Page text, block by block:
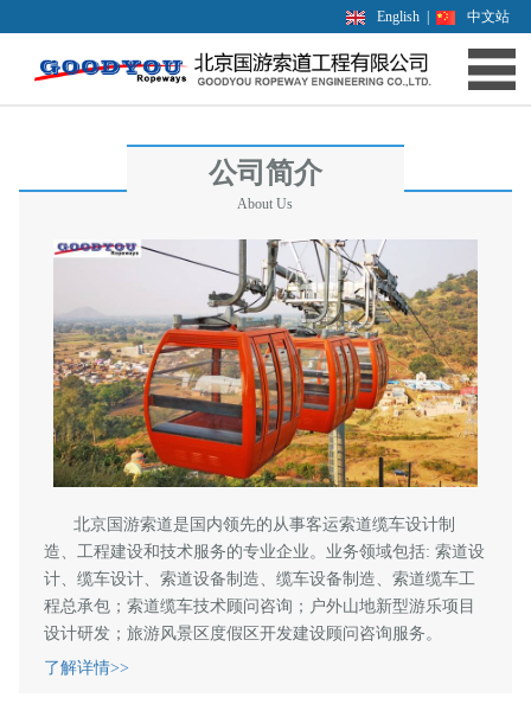
English 中文站
公司简介
About Us
北京国游索道是国内领先的从事客运索道缆车设计制
造、工程建设和技术服务的专业企业。业务领域包括: 索道设
计、缆车设计、索道设备制造、缆车设备制造、索道缆车工
程总承包；索道缆车技术顾问咨询；户外山地新型游乐项目
设计研发；旅游风景区度假区开发建设顾问咨询服务。
了解详情>>